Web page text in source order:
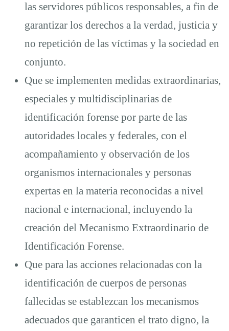
las servidores públicos responsables, a fin de
garantizar los derechos a la verdad, justicia y
no repetición de las víctimas y la sociedad en
conjunto.
Que se implementen medidas extraordinarias,
especiales y multidisciplinarias de
identificación forense por parte de las
autoridades locales y federales, con el
acompañamiento y observación de los
organismos internacionales y personas
expertas en la materia reconocidas a nivel
nacional e internacional, incluyendo la
creación del Mecanismo Extraordinario de
Identificación Forense.
Que para las acciones relacionadas con la
identificación de cuerpos de personas
fallecidas se establezcan los mecanismos
adecuados que garanticen el trato digno, la